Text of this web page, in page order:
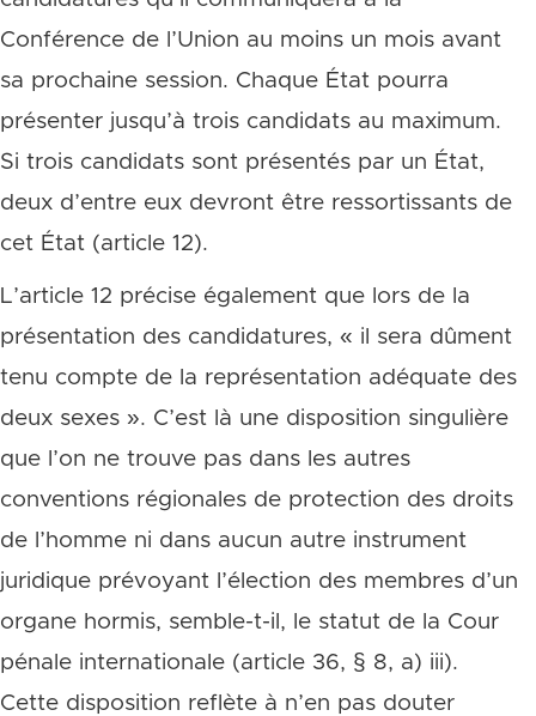
Conférence de l’Union au moins un mois avant
sa prochaine session. Chaque État pourra
présenter jusqu’à trois candidats au maximum.
Si trois candidats sont présentés par un État,
deux d’entre eux devront être ressortissants de
cet État (article 12).
L’article 12 précise également que lors de la
présentation des candidatures, « il sera dûment
tenu compte de la représentation adéquate des
deux sexes ». C’est là une disposition singulière
que l’on ne trouve pas dans les autres
conventions régionales de protection des droits
de l’homme ni dans aucun autre instrument
juridique prévoyant l’élection des membres d’un
organe hormis, semble-t-il, le statut de la Cour
pénale internationale (article 36, § 8, a) iii).
Cette disposition reflète à n’en pas douter